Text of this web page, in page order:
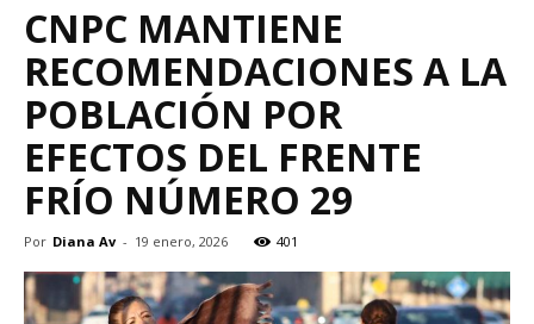
CNPC MANTIENE
RECOMENDACIONES A LA
POBLACIÓN POR
EFECTOS DEL FRENTE
FRÍO NÚMERO 29
Por Diana Av - 19 enero, 2026 401